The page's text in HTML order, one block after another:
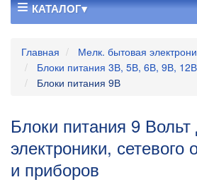
КАТАЛОГ▾
Главная
Мелк. бытовая
Блоки питания 3В, 5В, 6В, 9В,
Блоки питания 9В
Блоки питания 9 Вольт
электроники, сетевого
и приборов